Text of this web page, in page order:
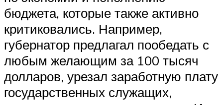
бюджета, которые также активно
критиковались. Например,
губернатор предлагал пообедать с
любым желающим за 100 тысяч
долларов, урезал заработную плату
государственных служащих,